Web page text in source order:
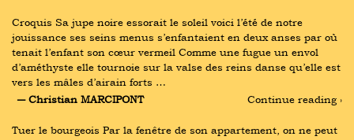
Croquis Sa jupe noire essorait le soleil voici l’été de notre
jouissance ses seins menus s’enfantaient en deux anses par où
tenait l’enfant son cœur vermeil Comme une fugue un envol
d’améthyste elle tournoie sur la valse des reins danse qu’elle est
vers les mâles d’airain forts …
― Christian MARCIPONT
Continue reading ›
Tuer le bourgeois Par la fenêtre de son appartement, on ne peut